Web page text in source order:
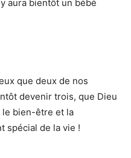
aura bientôt un bébé
que deux de nos
devenir trois, que Dieu
le bien-être et la
spécial de la vie !